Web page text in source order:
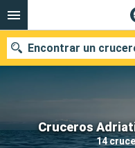
Cruceros
14
Encontrar un
Nuestros destinos